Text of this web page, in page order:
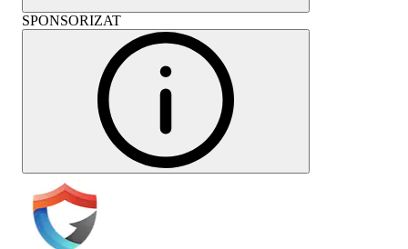
SPONSORIZAT